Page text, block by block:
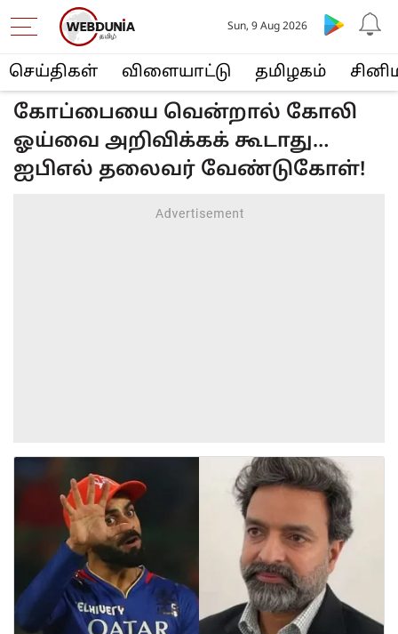
செய்திகள் விளையா‌ட்டு த‌மிழக‌ம்
Sun, 9 Aug 2026
கோப்பையை வென்றால் கோலி
ஓய்வை அறிவிக்கக் கூடாது…
ஐபிஎல் தலைவர் வேண்டுகோள்!